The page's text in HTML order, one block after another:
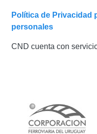
Política de Privacidad
personales
CND cuenta con